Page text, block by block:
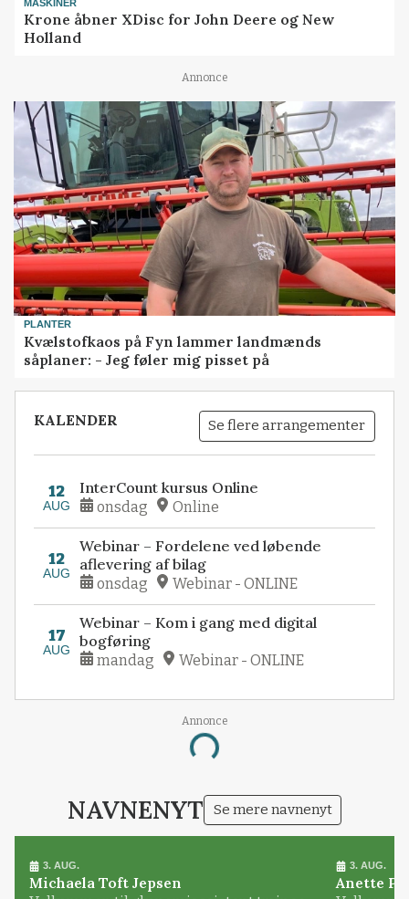
MASKINER
Krone åbner XDisc for John Deere og New
Holland
Annonce
PLANTER
Kvælstofkaos på Fyn lammer landmænds
såplaner: - Jeg føler mig pisset på
KALENDER Se flere arrangementer
12
AUG
InterCount kursus Online
onsdag Online
12
AUG
Webinar – Fordelene ved løbende
aflevering af bilag
onsdag Webinar - ONLINE
17
AUG
Webinar – Kom i gang med digital
bogføring
mandag Webinar - ONLINE
Annonce
Loading...
NAVNENYT Se mere navnenyt
3. AUG.
Michaela Toft Jepsen
3. AUG.
Anette